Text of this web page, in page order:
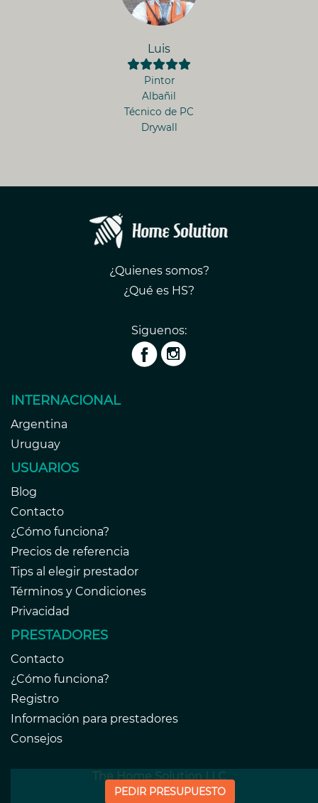
PEDIR PRESUPUESTO
Luis
Pintor
Albañil
Técnico de PC
Drywall
¿Quienes somos?
¿Qué es HS?
Siguenos:
INTERNACIONAL
Argentina
Uruguay
USUARIOS
Blog
Contacto
¿Cómo funciona?
Precios de referencia
Tips al elegir prestador
Términos y Condiciones
Privacidad
PRESTADORES
Contacto
¿Cómo funciona?
Registro
Información para prestadores
Consejos
The Home Solution LLC